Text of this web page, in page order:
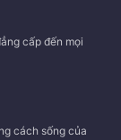
cấp đến mọi
cách sống của